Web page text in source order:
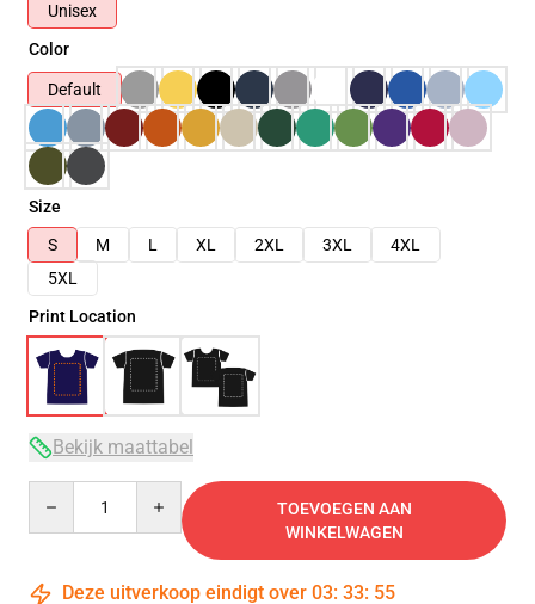
Unisex
Color
Default
Size
S
M L XL 2XL 3XL
4XL
5XL
Print Location
Bekijk maattabel
TOEVOEGEN AAN
WINKELWAGEN
Deze uitverkoop eindigt over 03: 33: 54